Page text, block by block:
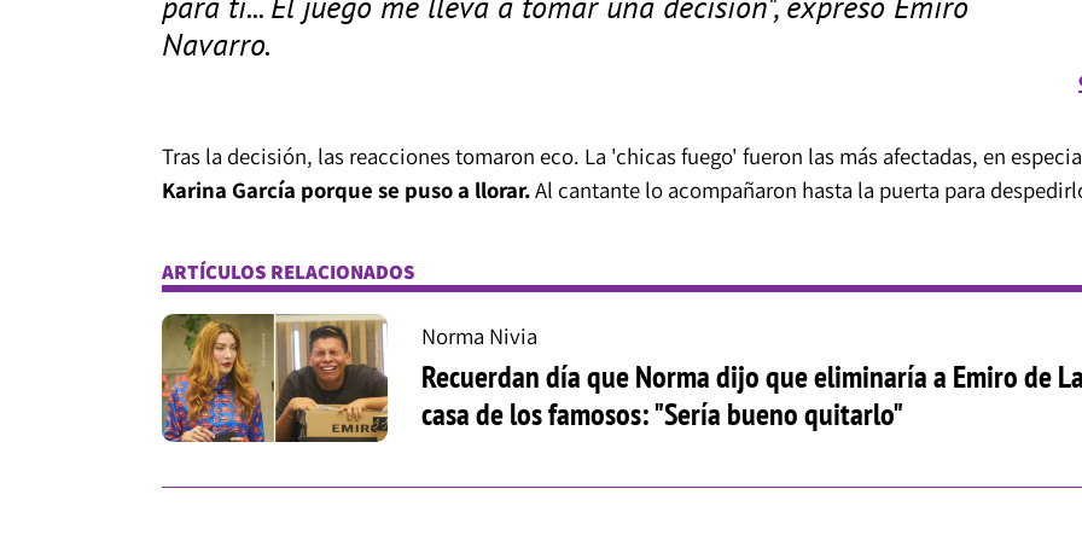
Navarro.
Tras la decisión, las reacciones tomaron eco. La 'chicas fuego' fueron las más afectadas, en
Karina García porque se puso a llorar.Al cantante lo acompañaron hasta la puerta para
ARTÍCULOS RELACIONADOS
Norma Nivia
Recuerdan día que Norma dijo que eliminaría a Emiro de La
casa de los famosos: "Sería bueno quitarlo"